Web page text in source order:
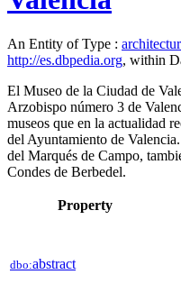
An Entity of Type :
http://es.dbpedia.org, within
El Museo de la Ciudad de
Arzobispo número 3 de
museos que en la actualidad
del Ayuntamiento de
del Marqués de Campo,
Condes de Berbedel.​​​​
Property
dbo:abstract